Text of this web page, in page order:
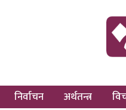
Dot
निर्वाचन अर्थतन्त्र